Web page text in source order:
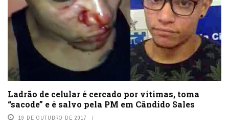
Ladrão de celular é cercado por vítimas, toma
“sacode” e é salvo pela PM em Cândido Sales
19 DE OUTUBRO DE 2017